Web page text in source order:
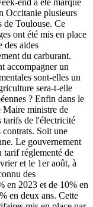
end a été marqué
Occitanie plusieurs
de Toulouse. Ce
ont été mis en place
des aides
du carburant.
accompagner un
sont-elles un
sera-t-elle
? Enfin dans le
ministre de
tarifs de l'électricité
contrats. Soit une
Le gouvernement
réglementé de
et le 1er août, à
des
en 2023 et de 10% en
en deux ans. Cette